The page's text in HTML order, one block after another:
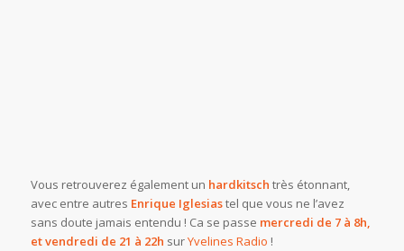
Vous retrouverez également un hardkitsch très étonnant,
avec entre autres Enrique Iglesiastel que vous ne l’avez
sans doute jamais entendu ! Ca se passe mercredi de 7 à 8h,
et vendredi de 21 à 22h surYvelines Radio !